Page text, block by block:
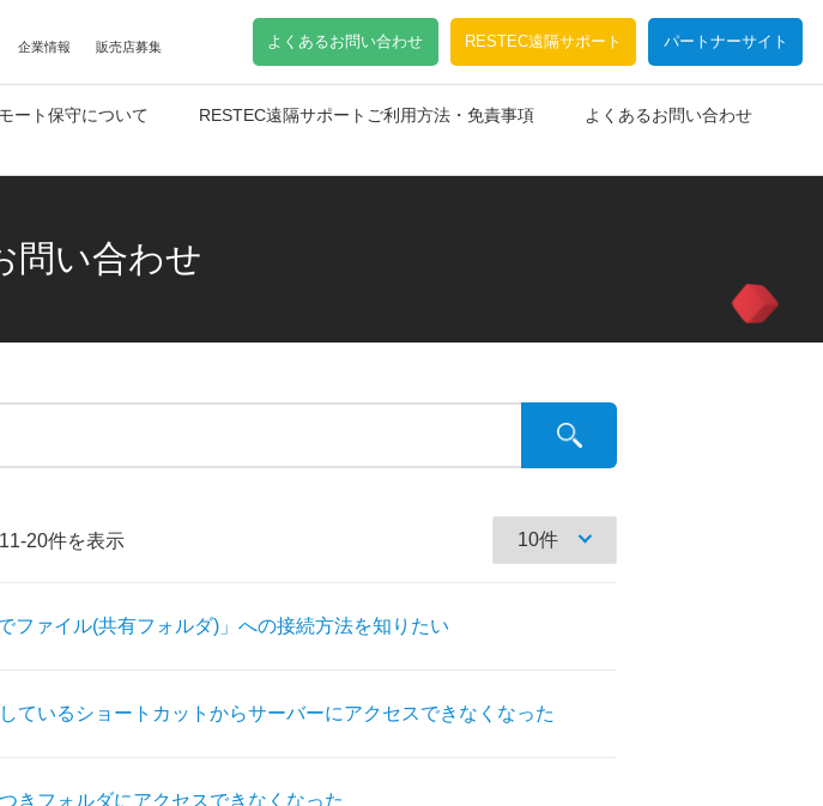
企業情報 販売店募集 よくあるお問い合わせ RESTEC遠隔サポート パートナーサイト
ート保守について RESTEC遠隔サポートご利用方法・免責事項
よくあるお問い合わせ
問い合わせ
20件を表示
ファイル(共有フォルダ)」への接続方法を知りたい
ているショートカットからサーバーにアクセスできなくなった
きフォルダにアクセスできなくなった